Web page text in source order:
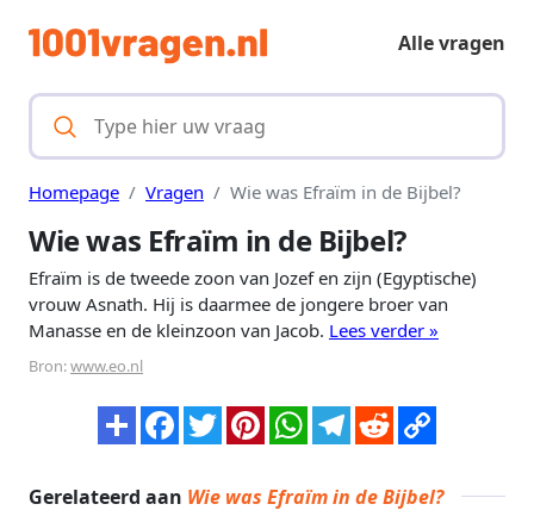
Alle vragen
Homepage Vragen Wie was Efraïm in de Bijbel?
Wie was Efraïm in de Bijbel?
Efraïm is de tweede zoon van Jozef en zijn (Egyptische)
vrouw Asnath. Hij is daarmee de jongere broer van
Manasse en de kleinzoon van Jacob. Lees verder »
Bron:www.eo.nl
Gerelateerd aan Wie was Efraïm in de Bijbel?